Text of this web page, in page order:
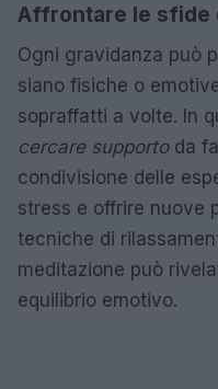
Affrontare le sfide
Ogni gravidanza può
siano fisiche o
sopraffatti a volte. In
cercare supportoda
condivisione delle
stress e offrire nuove
tecniche di
meditazione può
equilibrio emotivo.